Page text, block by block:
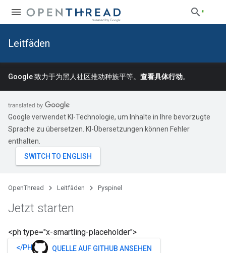
Leitfäden
Google 致力于为黑人社区推动种族平等。 查看具体行动。
Google verwendet KI-Technologie, um Inhalte in Ihre bevorzugte
Sprache zu übersetzen. KI-Übersetzungen können Fehler
enthalten.
OpenThread Leitfäden Pyspinel
Jetzt starten
<ph type="x-smartling-placeholder">
</PH> QUELLE AUF GITHUB ANSEHEN